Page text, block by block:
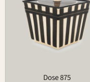
Dose 875